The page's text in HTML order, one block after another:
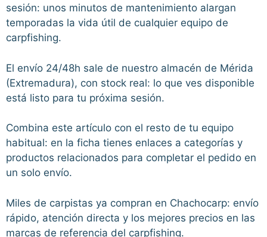
sesión: unos minutos de mantenimiento alargan
temporadas la vida útil de cualquier equipo de
carpfishing.
El envío 24/48h sale de nuestro almacén de Mérida
(Extremadura), con stock real: lo que ves disponible
está listo para tu próxima sesión.
Combina este artículo con el resto de tu equipo
habitual: en la ficha tienes enlaces a categorías y
productos relacionados para completar el pedido en
un solo envío.
Miles de carpistas ya compran en Chachocarp: envío
rápido, atención directa y los mejores precios en las
marcas de referencia del carpfishing.